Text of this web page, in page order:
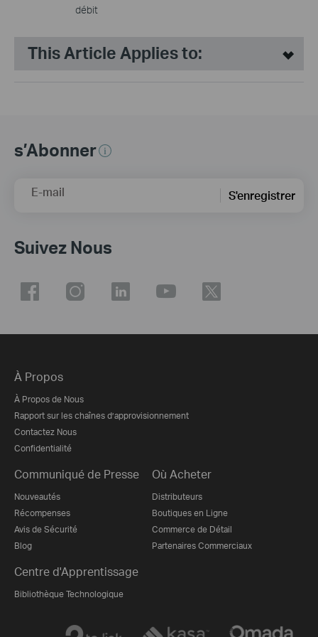
débit
This Article Applies to:
s’Abonner
E-mail S'enregistrer
Suivez Nous
À Propos
À Propos de Nous
Rapport sur les chaînes d’approvisionnement
Contactez Nous
Confidentialité
Communiqué de Presse
Nouveautés
Récompenses
Avis de Sécurité
Blog
Où Acheter
Distributeurs
Boutiques en Ligne
Commerce de Détail
Partenaires Commerciaux
Centre d'Apprentissage
Bibliothèque Technologique